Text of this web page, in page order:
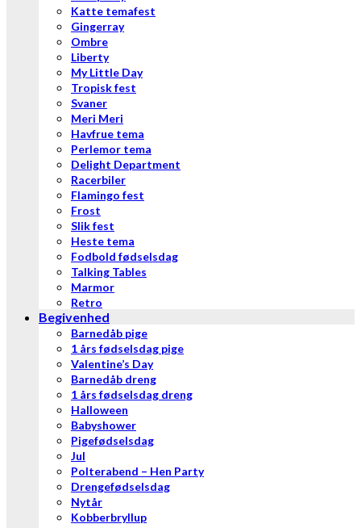
Katte temafest
Gingerray
Ombre
Liberty
My Little Day
Tropisk fest
Svaner
Meri Meri
Havfrue tema
Perlemor tema
Delight Department
Racerbiler
Flamingo fest
Frost
Slik fest
Heste tema
Fodbold fødselsdag
Talking Tables
Marmor
Retro
Begivenhed
Barnedåb pige
1 års fødselsdag pige
Valentine’s Day
Barnedåb dreng
1 års fødselsdag dreng
Halloween
Babyshower
Pigefødselsdag
Jul
Polterabend – Hen Party
Drengefødselsdag
Nytår
Kobberbryllup